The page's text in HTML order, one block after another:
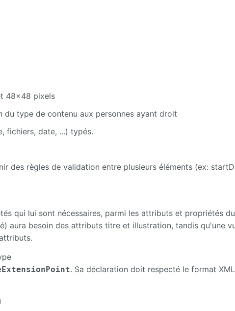
48x48 pixels
type de contenu aux personnes ayant droit
fichiers, date, ...) typés.
des règles de validation entre plusieurs éléments (ex:
qui lui sont nécessaires, parmi les attributs et propriétés
aura besoin des attributs titre et illustration, tandis qu'une
. Sa déclaration doit respecté le format XML